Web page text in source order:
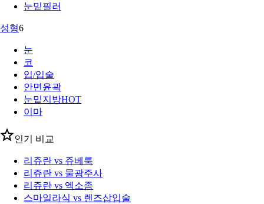
눈밑필러
성형6
눈
코
입/입술
안면윤곽
눈밑지방HOT
이마
인기 비교
리쥬란 vs 쥬베룩
리쥬란 vs 물광주사
리쥬란 vs 엑소좀
스마일라식 vs 렌즈삽입술